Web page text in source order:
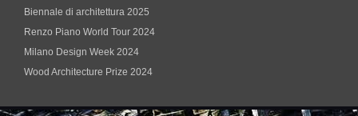
Biennale di architettura 2025
Renzo Piano World Tour 2024
Milano Design Week 2024
Wood Architecture Prize 2024